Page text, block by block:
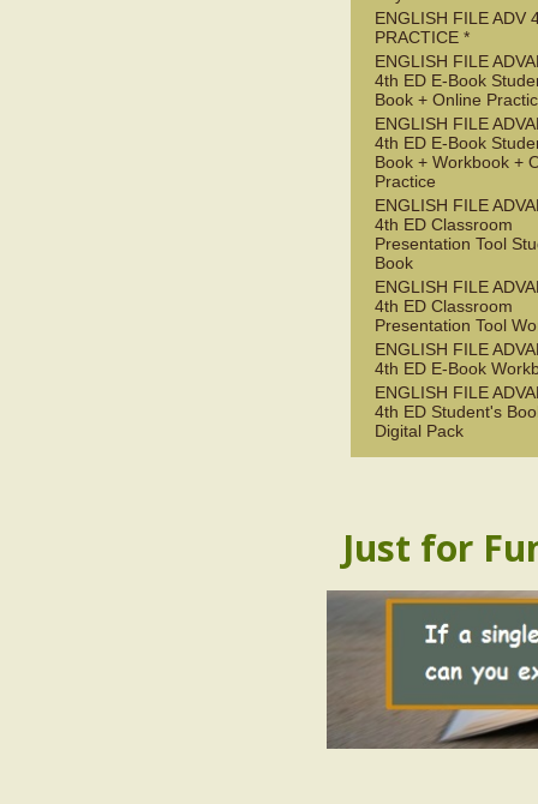
ENGLISH FILE ADV
PRACTICE *
ENGLISH FILE
4th ED E-Book
Book + Online
ENGLISH FILE
4th ED E-Book
Book + Workbook +
Practice
ENGLISH FILE
4th ED Classroom
Presentation Tool
Book
ENGLISH FILE
4th ED Classroom
Presentation Tool
ENGLISH FILE
4th ED E-Book
ENGLISH FILE
4th ED Student's
Digital Pack
Just for